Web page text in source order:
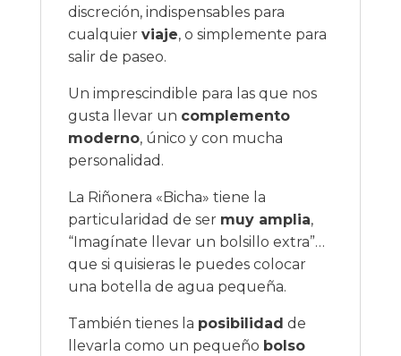
discreción, indispensables para
cualquier viaje, o simplemente para
salir de paseo.
Un imprescindible para las que nos
gusta llevar un complemento
moderno, único y con mucha
personalidad.
La Riñonera «Bicha» tiene la
particularidad de ser muy amplia,
“Imagínate llevar un bolsillo extra”…
que si quisieras le puedes colocar
una botella de agua pequeña.
También tienes la posibilidad de
llevarla como un pequeño bolso